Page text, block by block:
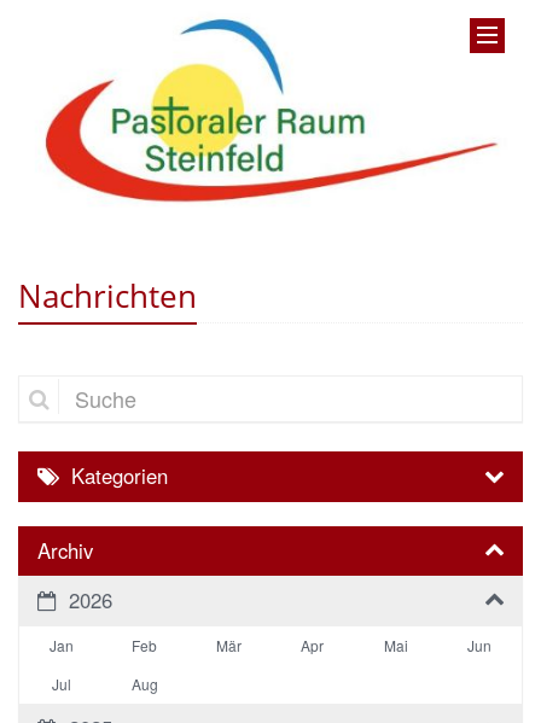
Nachrichten
Suche
Kategorien
Archiv
2026
Jan Feb Mär Apr Mai
Jun
Jul
Aug